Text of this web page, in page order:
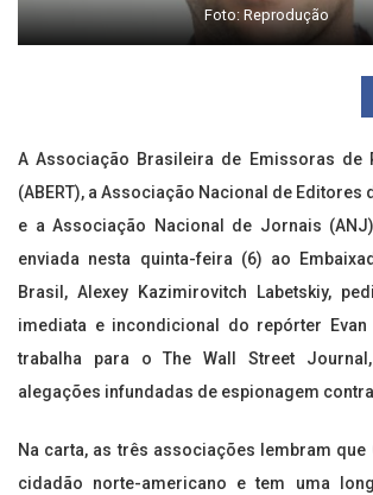
Foto: Reprodução
A Associação Brasileira de Emissoras de
(ABERT), a Associação Nacional de Editores
e a Associação Nacional de Jornais
enviada nesta quinta-feira (6) ao
Brasil, Alexey Kazimirovitch Labetskiy,
imediata e incondicional do repórter Evan
trabalha para o The Wall Street
alegações infundadas de espionagem
Na carta, as três associações lembram que
cidadão norte-americano e tem uma